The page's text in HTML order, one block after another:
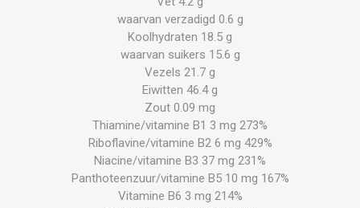
waarvan verzadigd 0.6 g
Koolhydraten 18.5 g
waarvan suikers 15.6 g
Vezels 21.7 g
Eiwitten 46.4 g
Zout 0.09 mg
Thiamine/vitamine B1 3 mg 273%
Riboflavine/vitamine B2 6 mg 429%
Niacine/vitamine B3 37 mg 231%
Panthoteenzuur/vitamine B5 10 mg 167%
Vitamine B6 3 mg 214%